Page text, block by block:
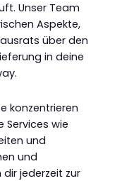
Unser Team
Aspekte,
über den
in deine
konzentrieren
Services wie
und
und
jederzeit zur